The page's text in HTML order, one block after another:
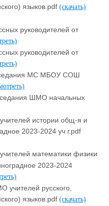
языков.pdf (скачать)
руководителей от
руководителей от
МС МБОУ СОШ
ШМО начальных
истории общ-я и
2023-2024 уч г.pdf
математики физики
2023-2024
русского,
языков.pdf (скачать)